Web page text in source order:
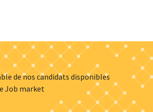
de nos candidats disponibles
Job market